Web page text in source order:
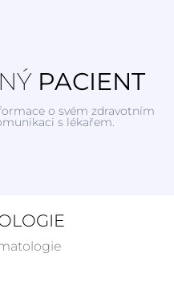
PACIENT
o svém zdravotním
s lékařem.